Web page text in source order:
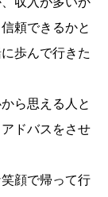
頼できるかと
歩んで行きた
ら思える人と
ドバスをさせ
顔で帰って行